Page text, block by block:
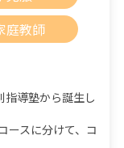
庭教師
導塾から誕生し
ースに分けて、コ